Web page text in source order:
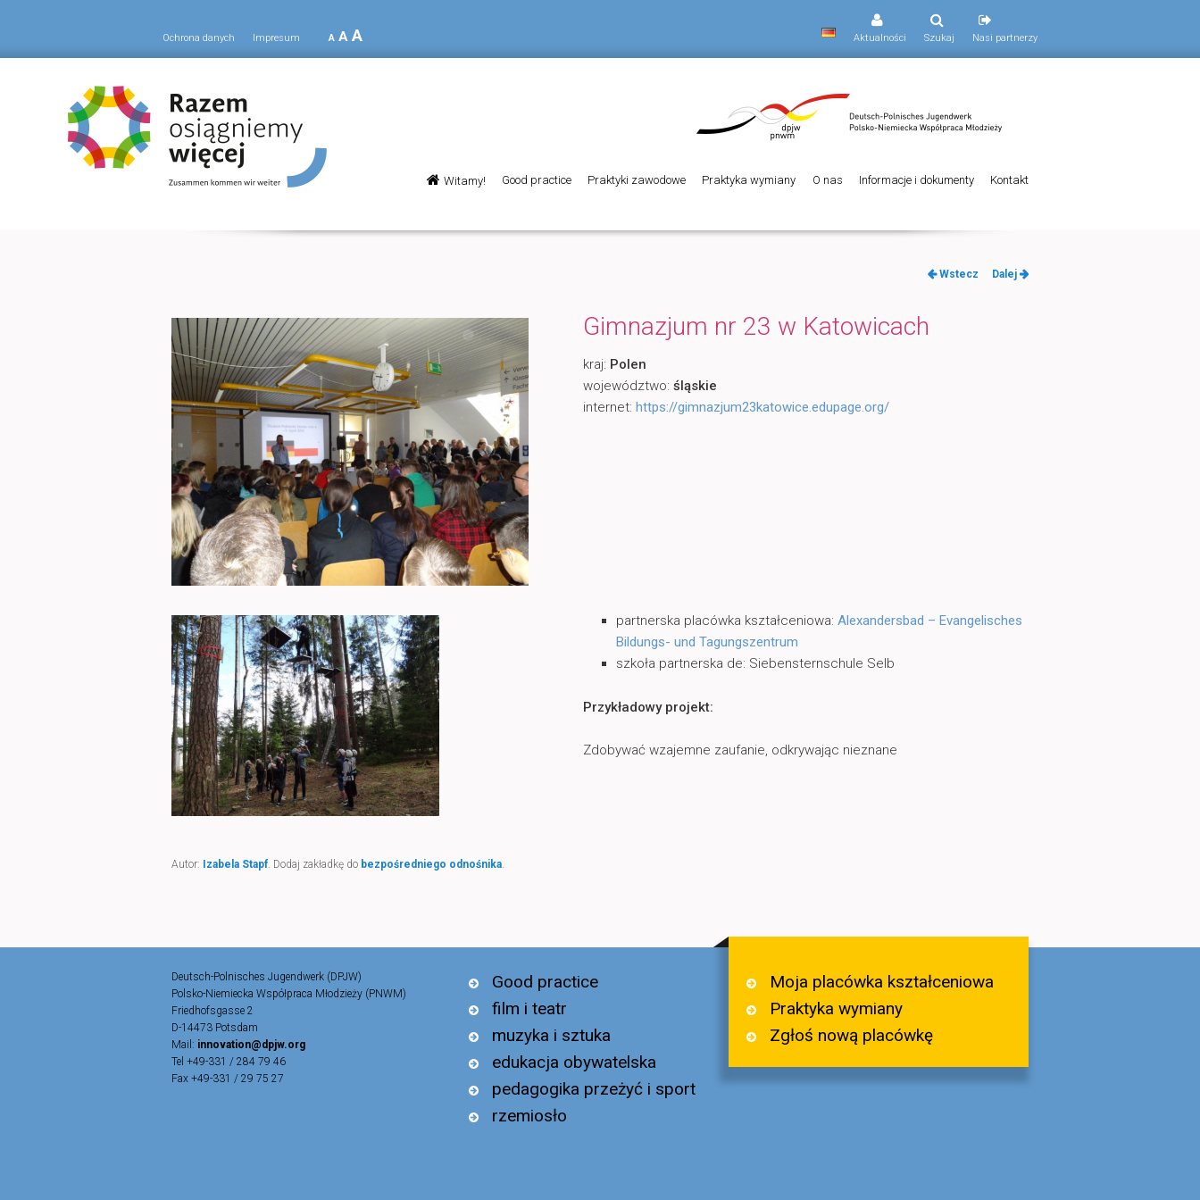
Ochrona danych Impresum A A A Aktualności Szukaj Nasi partnerzy
główne
Przeskocz
Witamy! Good practice Praktyki zawodowe Praktyka wymiany O nas Informacje i dokumenty Kontakt
Nawigacja
Wstecz Dalej
Gimnazjum nr 23 w Katowicach
kraj: Polen
województwo: śląskie
internet: https://gimnazjum23katowice.edupage.org/
partnerska placówka kształceniowa:Alexandersbad – Evangelisches
Bildungs- und Tagungszentrum
szkoła partnerska de: Siebensternschule Selb
Przykładowy projekt:
Zdobywać wzajemne zaufanie, odkrywając nieznane
Autor: Izabela Stapf . Dodaj zakładkę do bezpośredniego odnośnika
Deutsch-Polnisches Jugendwerk (DPJW)
Polsko-Niemiecka Współpraca Młodzieży (PNWM)
Friedhofsgasse 2
D-14473 Potsdam
Mail: innovation@dpjw.org
Tel +49-331 / 284 79 46
Fax +49-331 / 29 75 27
Good practice
film i teatr
muzyka i sztuka
edukacja obywatelska
pedagogika przeżyć i sport
rzemiosło
Moja placówka kształceniowa
Praktyka wymiany
Zgłoś nową placówkę